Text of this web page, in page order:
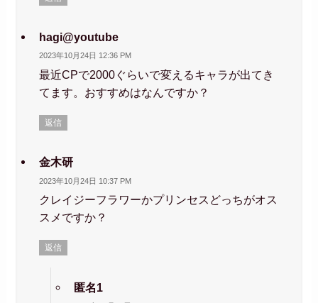
hagi@youtube
2023年10月24日 12:36 PM
最近CPで2000ぐらいで変えるキャラが出てき
てます。おすすめはなんですか？
返信
金木研
2023年10月24日 10:37 PM
クレイジーフラワーかプリンセスどっちがオス
スメですか？
返信
匿名1